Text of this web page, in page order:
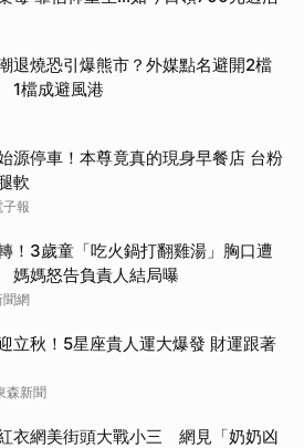
退燒恐引爆熊市？外媒點名避開2檔
1檔成避風港
源停車！本尊竟真的現身早餐店 台粉
軟
子報
！3歲童「吃火鍋打翻雞湯」胸口遭
媽怒告負責人結局曝
聞網
立秋！5星座貴人運大爆發 財運跟著
森新聞
衣網美街頭大戰小三 網見「奶奶凶